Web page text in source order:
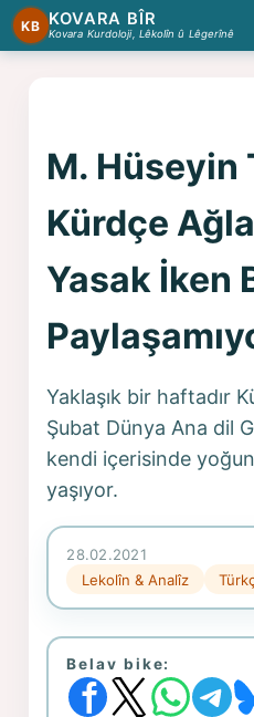
KB KOVARA BÎR
Kovara Kurdoloji, Lêkolîn û Lêgerînê
M. Hüseyin
Kürdçe
Yasak İken
Yaklaşık bir haftadır
Şubat Dünya Ana dil
kendi içerisinde
yaşıyor.
28.02.2021
Lekolîn & Analîz
Belav bike: